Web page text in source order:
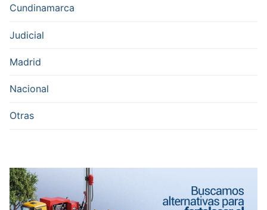
Cundinamarca
Judicial
Madrid
Nacional
Otras